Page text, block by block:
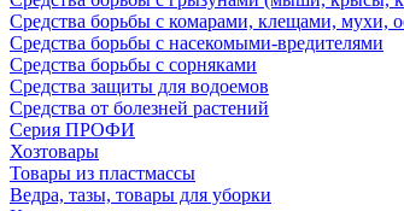
Средства борьбы с комарами, клещами, мухи,
Средства борьбы с насекомыми-вредителями
Средства борьбы с сорняками
Средства защиты для водоемов
Средства от болезней растений
Серия ПРОФИ
Хозтовары
Товары из пластмассы
Ведра, тазы, товары для уборки